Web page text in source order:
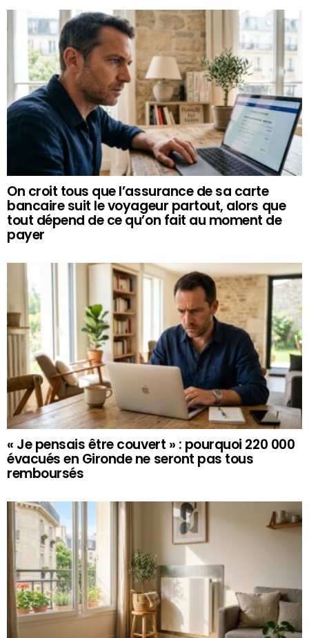
On croit tous que l’assurance de sa carte
bancaire suit le voyageur partout, alors que
tout dépend de ce qu’on fait au moment de
payer
« Je pensais être couvert » : pourquoi 220 000
évacués en Gironde ne seront pas tous
remboursés